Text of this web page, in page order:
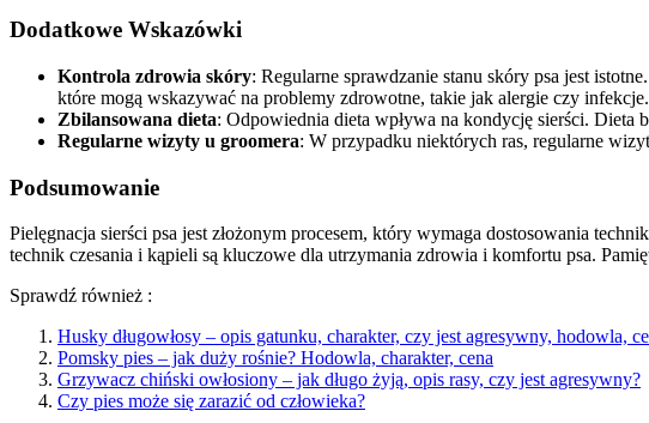
Dodatkowe Wskazówki
Kontrola zdrowia skóry: Regularne sprawdzanie stanu skóry psa jest
które mogą wskazywać na problemy zdrowotne, takie jak alergie czy infekcje.
Zbilansowana dieta: Odpowiednia dieta wpływa na kondycję sierści. Dieta
Regularne wizyty u groomera: W przypadku niektórych ras, regularne
Podsumowanie
Pielęgnacja sierści psa jest złożonym procesem, który wymaga dostosowania
technik czesania i kąpieli są kluczowe dla utrzymania zdrowia i komfortu psa.
Sprawdź również :
Husky długowłosy – opis gatunku, charakter, czy jest agresywny, hodowla,
Pomsky pies – jak duży rośnie? Hodowla, charakter, cena
Grzywacz chiński owłosiony – jak długo żyją, opis rasy, czy jest agresywny?
Czy pies może się zarazić od człowieka?